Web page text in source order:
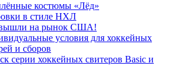
костюмы «Лёд»
в стиле НХЛ
на рынок США!
условия для хоккейных
и сборов
серии хоккейных свитеров Basic и